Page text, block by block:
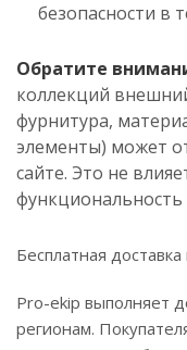
безопасности в
Обратите
коллекций
фурнитура,
элементы) может
сайте. Это не
функциональность
Бесплатная
Pro-ekip выполняет
регионам.